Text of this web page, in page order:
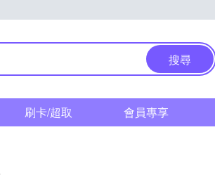
搜尋
刷卡/超取 會員專享